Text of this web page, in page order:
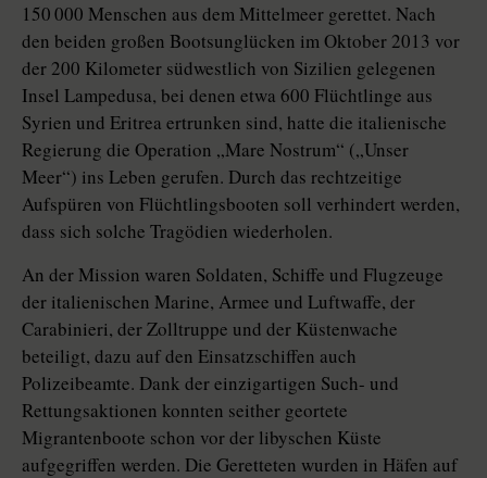
150 000 Menschen aus dem Mittelmeer gerettet. Nach
den beiden großen Bootsunglücken im Oktober 2013 vor
der 200 Kilometer südwestlich von Sizilien gelegenen
Insel Lampedusa, bei denen etwa 600 Flüchtlinge aus
Syrien und Eritrea ertrunken sind, hatte die italienische
Regierung die Operation „Mare Nostrum“ („Unser
Meer“) ins Leben gerufen. Durch das rechtzeitige
Aufspüren von Flüchtlingsbooten soll verhindert werden,
dass sich solche Tragödien wiederholen.
An der Mission waren Soldaten, Schiffe und Flugzeuge
der italienischen Marine, Armee und Luftwaffe, der
Carabinieri, der Zolltruppe und der Küstenwache
beteiligt, dazu auf den Einsatzschiffen auch
Polizeibeamte. Dank der einzigartigen Such- und
Rettungsaktionen konnten seither geortete
Migrantenboote schon vor der libyschen Küste
aufgegriffen werden. Die Geretteten wurden in Häfen auf